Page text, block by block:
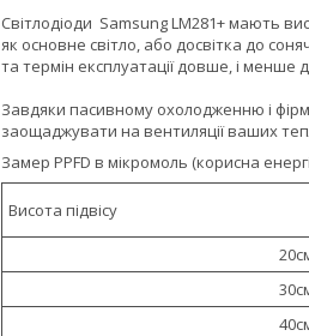
Світлодіоди Samsung LM281+ мають
як основне світло, або досвітка до
та термін експлуатації довше, і менше
Завдяки пасивному охолодженню і
заощаджувати на вентиляції ваших
Замер PPFD в мікромоль (корисна
Висота підвісу